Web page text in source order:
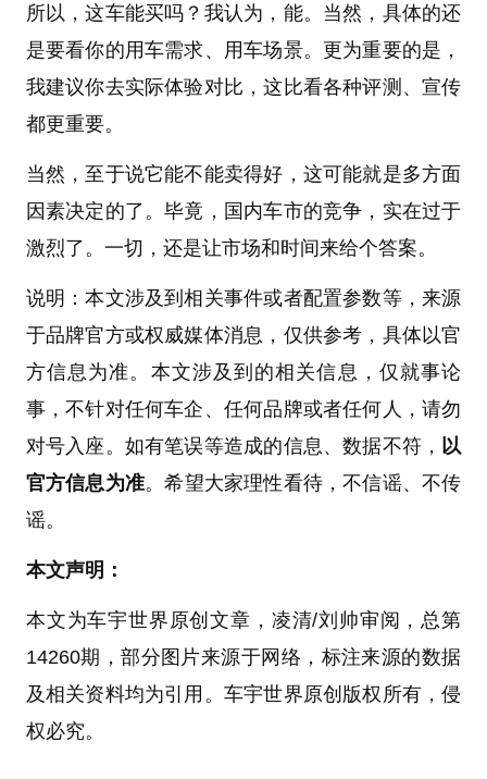
所以，这车能买吗？我认为，能。当然，具体的还
是要看你的用车需求、用车场景。更为重要的是，
我建议你去实际体验对比，这比看各种评测、宣传
都更重要。
当然，至于说它能不能卖得好，这可能就是多方面
因素决定的了。毕竟，国内车市的竞争，实在过于
激烈了。一切，还是让市场和时间来给个答案。
说明：本文涉及到相关事件或者配置参数等，来源
于品牌官方或权威媒体消息，仅供参考，具体以官
方信息为准。本文涉及到的相关信息，仅就事论
事，不针对任何车企、任何品牌或者任何人，请勿
对号入座。如有笔误等造成的信息、数据不符， 以
官方信息为准。希望大家理性看待，不信谣、不传
谣。
本文声明：
本文为车宇世界原创文章，凌清/刘帅审阅，总第
14260期，部分图片来源于网络，标注来源的数据
及相关资料均为引用。车宇世界原创版权所有，侵
权必究。